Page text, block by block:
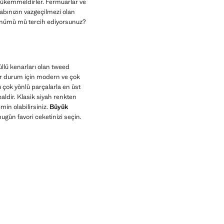
vazgeçilmezi olan
mü tercih ediyorsunuz?
kenarları olan tweed
durum için modern ve çok
çok yönlü parçalarla en üst
Klasik siyah renkten
olabilirsiniz. Büyük
favori ceketinizi seçin.